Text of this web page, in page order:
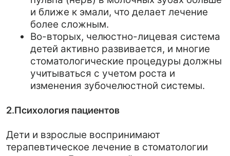
Дети и взрослые воспринимают
терапевтическое лечение в стоматологии
по-разному. Для малышей посещение
специалиста может быть пугающим опытом,
ассоциирующимся с болью и дискомфортом.
Поэтому детский врач-стоматолог должен
акцентировать внимание на создании
комфортной и дружелюбной атмосферы. Это
может включать использование
даже "забавных" способов объяснения
3.Методы диагностики и лечения